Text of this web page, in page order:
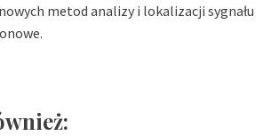
metod analizy i lokalizacji sygnału